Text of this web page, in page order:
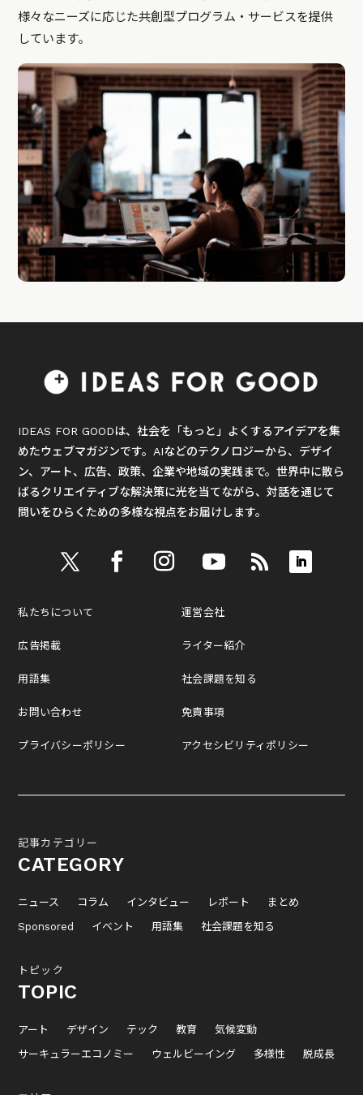
様々なニーズに応じた共創型プログラム・サービスを提供
しています。
IDEAS FOR GOODは、社会を「もっと」よくするアイデアを集
めたウェブマガジンです。AIなどのテクノロジーから、デザイ
ン、アート、広告、政策、企業や地域の実践まで。世界中に散ら
ばるクリエイティブな解決策に光を当てながら、対話を通じて
問いをひらくための多様な視点をお届けします。
私たちについて
広告掲載
用語集
お問い合わせ
プライバシーポリシー
運営会社
ライター紹介
社会課題を知る
免責事項
アクセシビリティポリシー
記事カテゴリー
CATEGORY
ニュース コラム インタビュー レポート
まとめ
Sponsored
イベント 用語集 社会課題を知る
トピック
TOPIC
アート デザイン テック 教育
気候変動
サーキュラーエコノミー
ウェルビーイング 多様性 脱成長